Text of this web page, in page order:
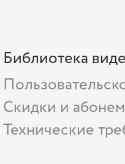
Библиотека
Скидки и
Технические